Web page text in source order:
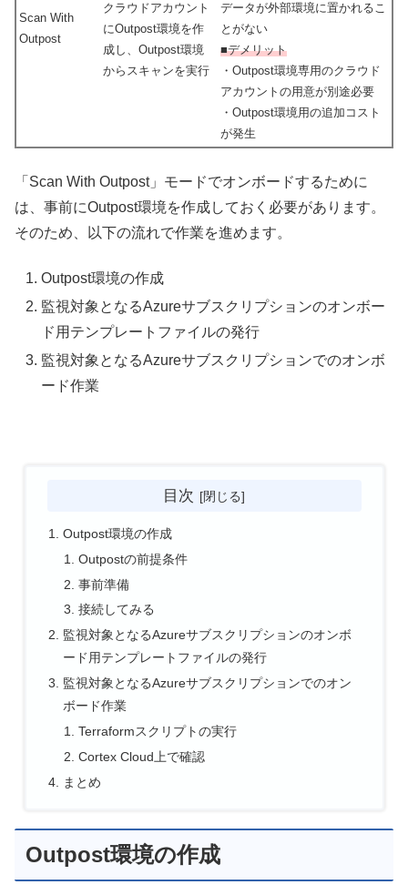
Scan With
Outpost
クラウドアカウント
にOutpost環境を作
成し、Outpost環境
からスキャンを実行
データが外部環境に置かれるこ
とがない
■デメリット
・Outpost環境専用のクラウド
アカウントの用意が別途必要
・Outpost環境用の追加コスト
が発生
「Scan With Outpost」モードでオンボードするために
は、事前にOutpost環境を作成しておく必要があります。
そのため、以下の流れで作業を進めます。
Outpost環境の作成
監視対象となるAzureサブスクリプションのオンボー
ド用テンプレートファイルの発行
監視対象となるAzureサブスクリプションでのオンボ
ード作業
目次
Outpost環境の作成
Outpostの前提条件
事前準備
接続してみる
監視対象となるAzureサブスクリプションのオンボ
ード用テンプレートファイルの発行
監視対象となるAzureサブスクリプションでのオン
ボード作業
Terraformスクリプトの実行
Cortex Cloud上で確認
まとめ
Outpost環境の作成